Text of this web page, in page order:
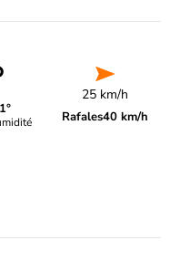
25 km/h
Rafales40 km/h